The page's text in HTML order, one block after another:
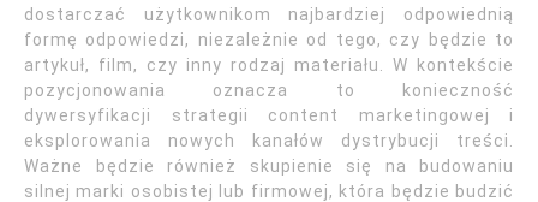
dostarczać użytkownikom najbardziej odpowiednią
formę odpowiedzi, niezależnie od tego, czy będzie to
artykuł, film, czy inny rodzaj materiału. W kontekście
pozycjonowania oznacza to konieczność
dywersyfikacji strategii content marketingowej i
eksplorowania nowych kanałów dystrybucji treści.
Ważne będzie również skupienie się na budowaniu
silnej marki osobistej lub firmowej, która będzie budzić